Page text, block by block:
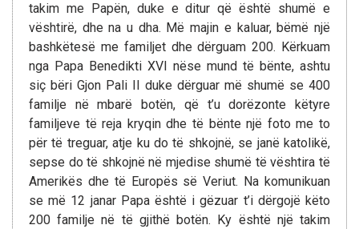
takim me Papën, duke e ditur që është shumë e
vështirë, dhe na u dha. Më majin e kaluar, bëmë një
bashkëtesë me familjet dhe dërguam 200. Kërkuam
nga Papa Benedikti XVI nëse mund të bënte, ashtu
siç bëri Gjon Pali II duke dërguar më shumë se 400
familje në mbarë botën, që t’u dorëzonte këtyre
familjeve të reja kryqin dhe të bënte një foto me to
për të treguar, atje ku do të shkojnë, se janë katolikë,
sepse do të shkojnë në mjedise shumë të vështira të
Amerikës dhe të Europës së Veriut. Na komunikuan
se më 12 janar Papa është i gëzuar t’i dërgojë këto
200 familje në të gjithë botën. Ky është një takim